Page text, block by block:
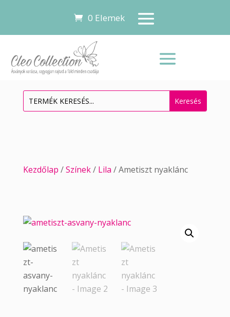
0 Elemek
Kezdőlap /Színek/ Lila / Ametiszt nyaklánc